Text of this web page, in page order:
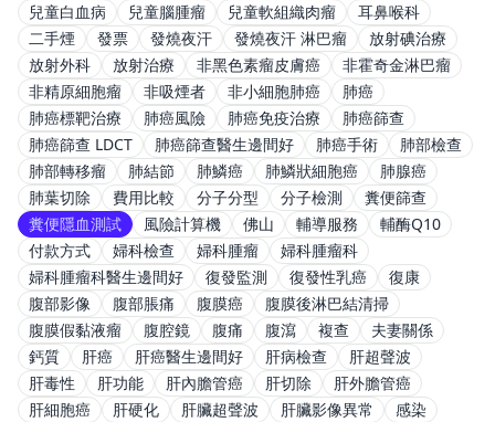
兒童白血病
兒童腦腫瘤 兒童軟組織肉瘤
耳鼻喉科
二手煙
發票 發燒夜汗 發燒夜汗 淋巴瘤
放射碘治療
放射外科
放射治療 非黑色素瘤皮膚癌
非霍奇金淋巴瘤
非精原細胞瘤
非吸煙者 非小細胞肺癌
肺癌
肺癌標靶治療
肺癌風險 肺癌免疫治療
肺癌篩查
肺癌篩查 LDCT
肺癌篩查醫生邊間好 肺癌手術
肺部檢查
肺部轉移瘤
肺結節 肺鱗癌 肺鱗狀細胞癌
肺腺癌
肺葉切除
費用比較 分子分型 分子檢測
糞便篩查
糞便隱血測試
風險計算機 佛山 輔導服務
輔酶Q10
付款方式
婦科檢查 婦科腫瘤
婦科腫瘤科
婦科腫瘤科醫生邊間好
復發監測 復發性乳癌
復康
腹部影像
腹部脹痛 腹膜癌
腹膜後淋巴結清掃
腹膜假黏液瘤
腹腔鏡 腹痛 腹瀉 複查
夫妻關係
鈣質
肝癌 肝癌醫生邊間好 肝病檢查
肝超聲波
肝毒性
肝功能 肝內膽管癌 肝切除
肝外膽管癌
肝細胞癌
肝硬化 肝臟超聲波 肝臟影像異常
感染